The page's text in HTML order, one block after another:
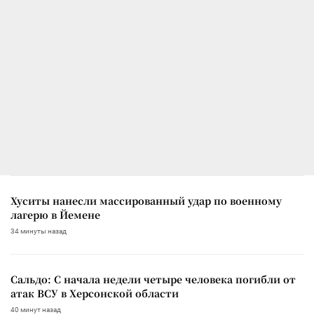
Хуситы нанесли массированный удар по военному
лагерю в Йемене
34 минуты назад
Сальдо: С начала недели четыре человека погибли от
атак ВСУ в Херсонской области
40 минут назад